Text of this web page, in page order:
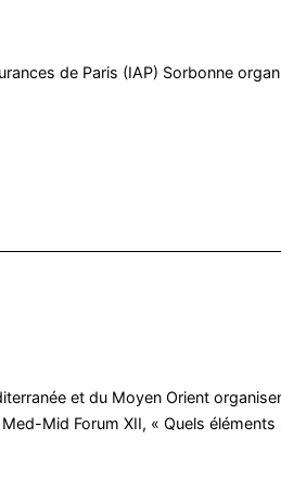
de Paris (IAP) Sorbonne
et du Moyen Orient
Mid Forum XII, « Quels éléments